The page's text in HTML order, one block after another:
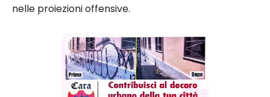
nelle proiezioni offensive.